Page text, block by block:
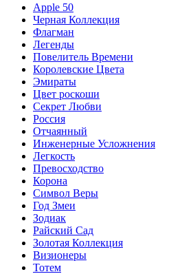
Apple 50
Черная Коллекция
Флагман
Легенды
Повелитель Времени
Королевские Цвета
Эмираты
Цвет роскоши
Секрет Любви
Россия
Отчаянный
Инженерные Усложнения
Легкость
Превосходство
Корона
Символ Веры
Год Змеи
Зодиак
Райский Сад
Золотая Коллекция
Визионеры
Тотем